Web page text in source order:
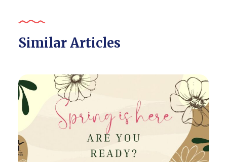
Similar Articles